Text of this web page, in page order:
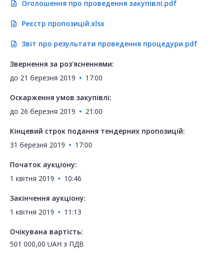
description Оголошення про проведення закупівлі.pdf
description Реєстр пропозицій.xlsx
description Звіт про результати проведення процедури.pdf
Звернення за роз'ясненнями:
до 21 березня 2019 17:00
Оскарження умов закупівлі:
до 26 березня 2019 21:00
Кінцевий строк подання тендерних пропозицій:
31 березня 2019
17:00
Початок аукціону:
1 квітня 2019
10:46
Закінчення аукціону:
1 квітня 2019
11:13
Очікувана вартість:
501 000,00 UAH з ПДВ